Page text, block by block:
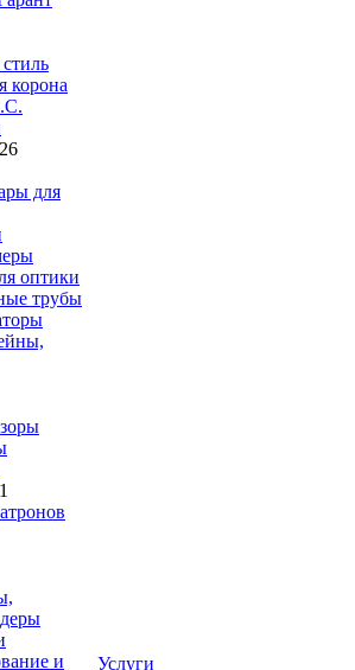
корона
для
оптики
трубы
и
Услуги